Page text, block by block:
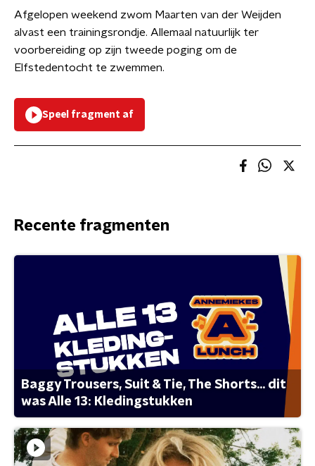
Afgelopen weekend zwom Maarten van der Weijden
alvast een trainingsrondje. Allemaal natuurlijk ter
voorbereiding op zijn tweede poging om de
Elfstedentocht te zwemmen.
Speel fragment af
Recente fragmenten
Baggy Trousers, Suit & Tie, The Shorts... dit
was Alle 13: Kledingstukken